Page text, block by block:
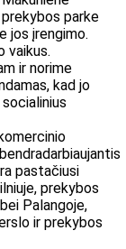
prekybos parke
jos įrengimo.
vaikus.
ir norime
kad jo
pastačiusi
prekybos
Palangoje,
ir prekybos